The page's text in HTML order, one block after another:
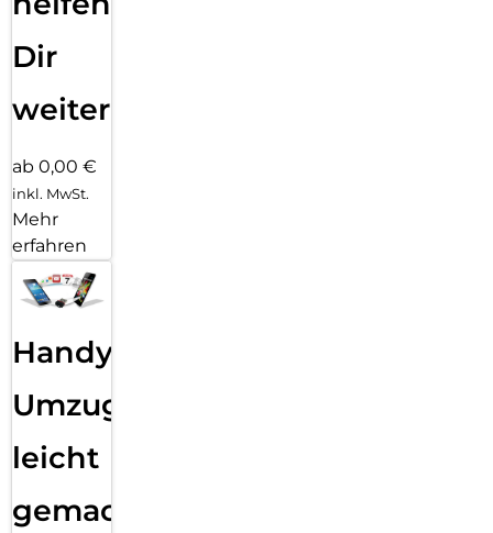
Dir
weiter
ab 0,00 €
inkl. MwSt.
Mehr
erfahren
Handy
Umzug
leicht
gemacht!